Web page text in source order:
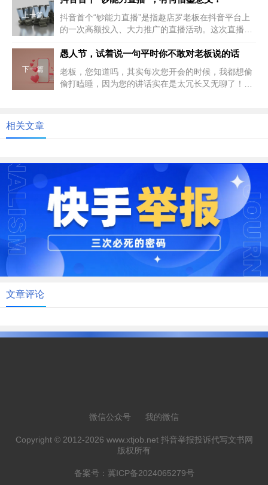
上一篇
抖音首个“钞能力直播”是指趣店罗老板在抖音平台上
的一次高额投入、大力推广的直播活动。这次直播在
下一篇
愚人节，试着说一句平时你不敢对老板说的话
老板，您知道吗，其实每次您开会的时候，我都想偷
偷打瞌睡，因为您的讲话实在是太冗长又无聊了！今
相关文章
文章评论
微信公众号 我的微信
Copyright © 2012-2026 www.xtjob.net 抖音举报投诉代写文书网
版权所有
备案号： 冀ICP备2024065279号